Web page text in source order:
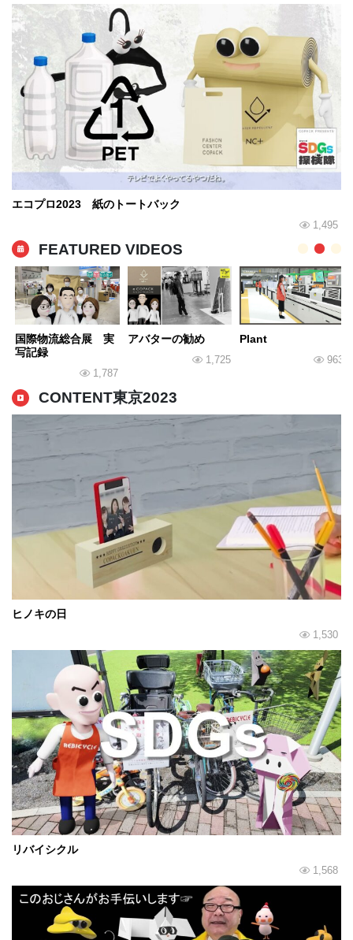
エコプロ2023 紙のトートバック
1,495
FEATURED VIDEOS
国際物流総合展 実
写記録
1,787
アバターの勧め
1,725
Plant
963
CONTENT東京2023
ヒノキの日
1,530
リバイシクル
1,568